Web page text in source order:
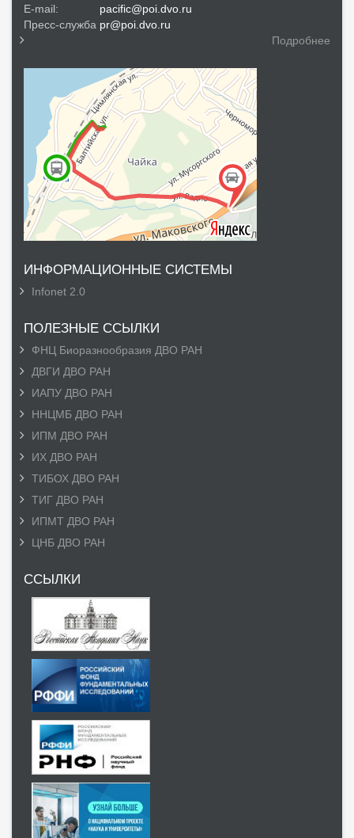
E-mail:
pacific@poi.dvo.ru
Пресс-служба pr@poi.dvo.ru
Подробнее
ИНФОРМАЦИОННЫЕ СИСТЕМЫ
Infonet 2.0
ПОЛЕЗНЫЕ ССЫЛКИ
ФНЦ Биоразнообразия ДВО РАН
ДВГИ ДВО РАН
ИАПУ ДВО РАН
ННЦМБ ДВО РАН
ИПМ ДВО РАН
ИХ ДВО РАН
ТИБОХ ДВО РАН
ТИГ ДВО РАН
ИПМТ ДВО РАН
ЦНБ ДВО РАН
ССЫЛКИ